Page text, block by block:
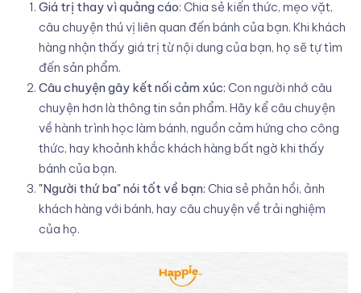
Giá trị thay vì quảng cáo: Chia sẻ kiến thức, mẹo vặt,
câu chuyện thú vị liên quan đến bánh của bạn. Khi khách
hàng nhận thấy giá trị từ nội dung của bạn, họ sẽ tự tìm
đến sản phẩm.
Câu chuyện gây kết nối cảm xúc: Con người nhớ câu
chuyện hơn là thông tin sản phẩm. Hãy kể câu chuyện
về hành trình học làm bánh, nguồn cảm hứng cho công
thức, hay khoảnh khắc khách hàng bất ngờ khi thấy
bánh của bạn.
"Người thứ ba" nói tốt về bạn: Chia sẻ phản hồi, ảnh
khách hàng với bánh, hay câu chuyện về trải nghiệm
của họ.